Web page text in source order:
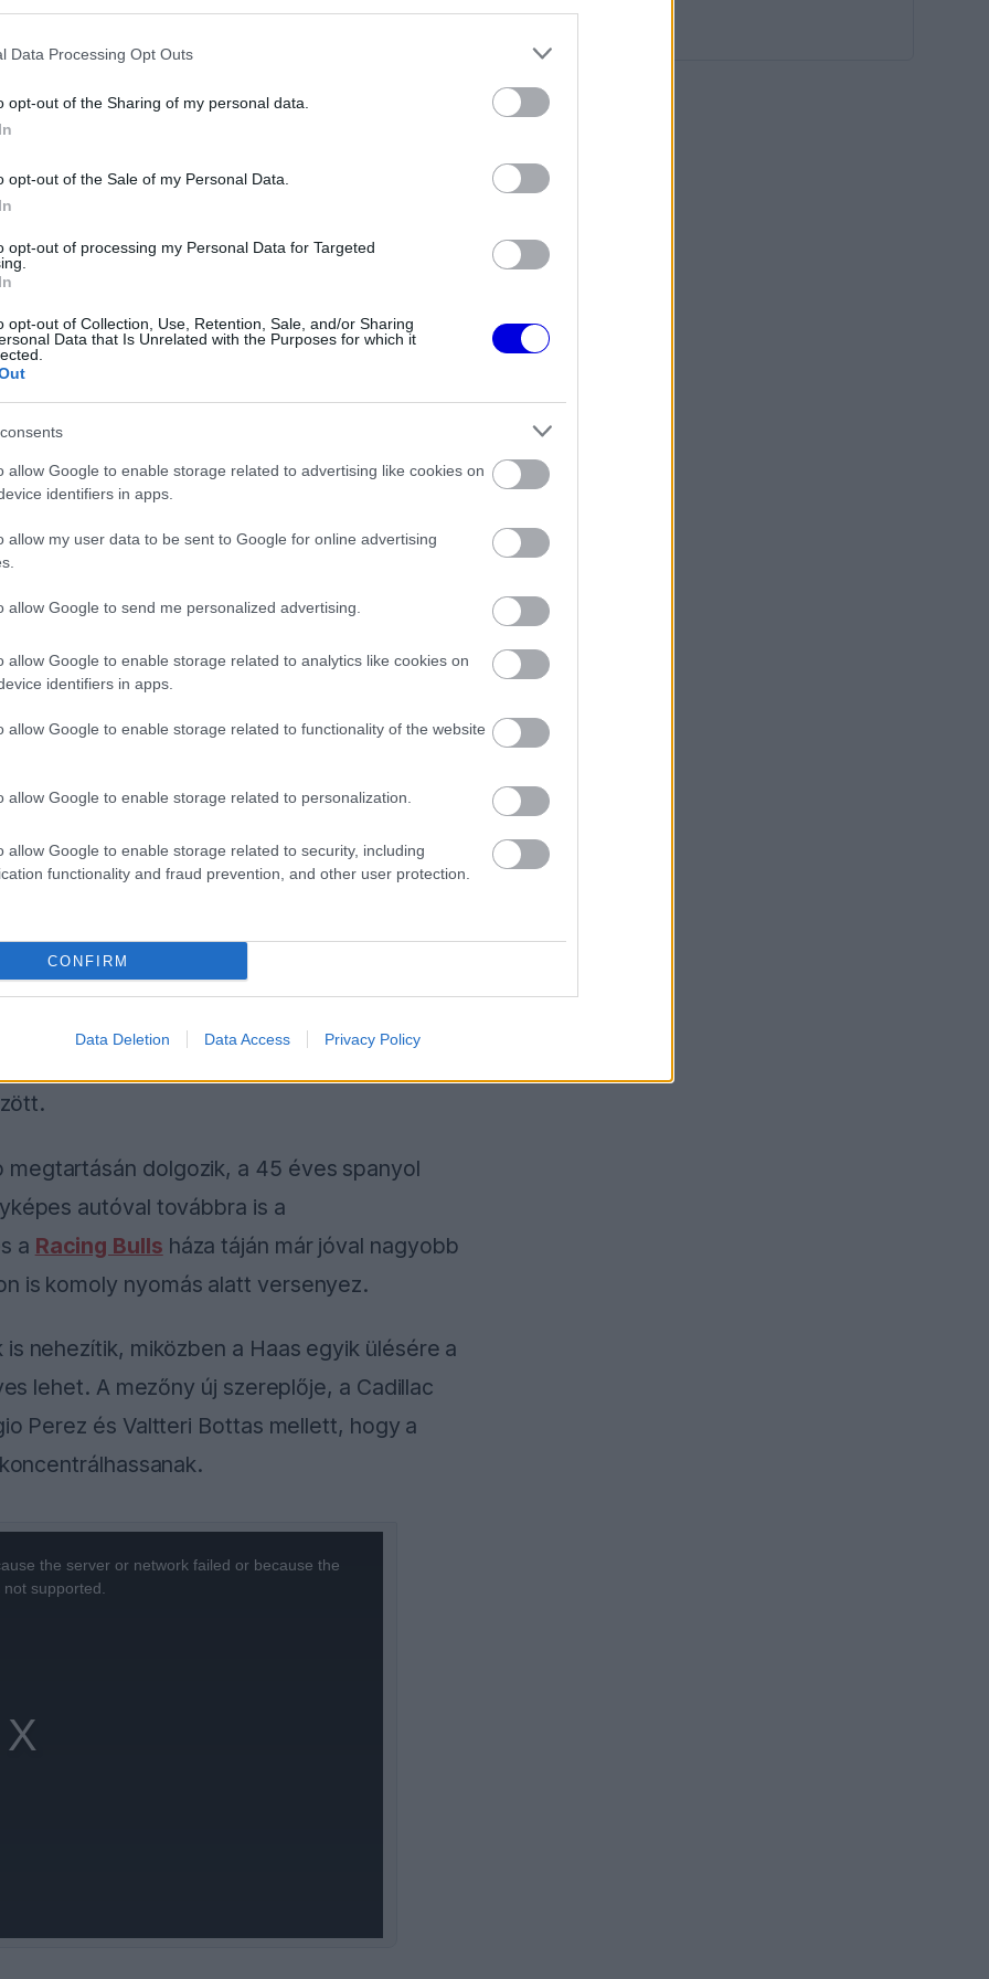
Data Processing Opt Outs
opt-out of the Sharing of my personal data.
opt-out of the Sale of my Personal Data.
opt-out of processing my Personal Data for Targeted
opt-out of Collection, Use, Retention, Sale, and/or Sharing
Data that Is Unrelated with the Purposes for which it
allow Google to enable storage related to advertising like cookies on
identifiers in apps.
allow my user data to be sent to Google for online advertising
allow Google to send me personalized advertising.
allow Google to enable storage related to analytics like cookies on
identifiers in apps.
allow Google to enable storage related to functionality of the website
allow Google to enable storage related to personalization.
allow Google to enable storage related to security, including
functionality and fraud prevention, and other user protection.
CONFIRM
Data Deletion Data Access Privacy Policy
kér Alonso
a
FORMA-1
Amerikai versenysorozatban
törekszik
szavazott, miután hivatalosan is
A monacói versenyző ezzel hosszú
pedig minden bizonnyal Lewis
Carlos Sainz ugyanis a nehéz téli
A spanyol pilóta megtartása mellett
számára, bár a thai versenyző a hírek
Audi Nico Hülkenberg és
Alpine-nál Flavio Briatore is elégedett
folyamatos pontszerzéseivel az istálló
dolgozik, a 45 éves spanyol
autóval továbbra is a
a Racing Bulls háza táján már jóval nagyobb
is komoly nyomás alatt versenyez.
nehezítik, miközben a Haas egyik ülésére a
lehet. A mezőny új szereplője, a Cadillac
Perez és Valtteri Bottas mellett, hogy a
the server or network failed or because the
supported.